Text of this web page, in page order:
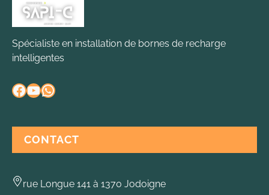
Spécialiste en installation de bornes de recharge
intelligentes
Facebook YouTube WhatsApp
CONTACT
rue Longue 141 à 1370 Jodoigne